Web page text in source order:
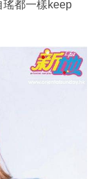
都一樣keep